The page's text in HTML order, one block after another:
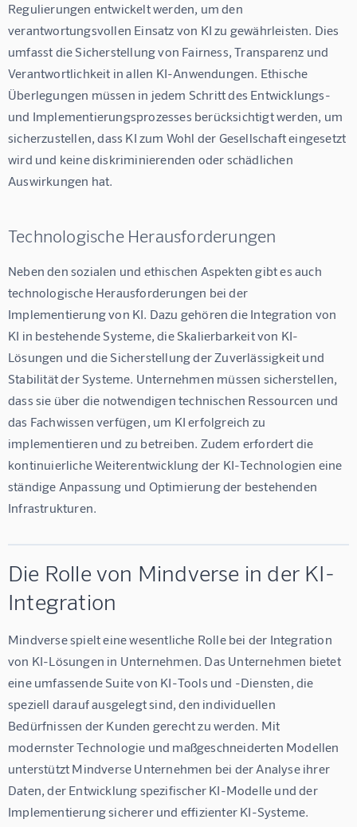
Regulierungen entwickelt werden, um den
verantwortungsvollen Einsatz von KI zu gewährleisten. Dies
umfasst die Sicherstellung von Fairness, Transparenz und
Verantwortlichkeit in allen KI-Anwendungen. Ethische
Überlegungen müssen in jedem Schritt des Entwicklungs-
und Implementierungsprozesses berücksichtigt werden, um
sicherzustellen, dass KI zum Wohl der Gesellschaft eingesetzt
wird und keine diskriminierenden oder schädlichen
Auswirkungen hat.
Technologische Herausforderungen
Neben den sozialen und ethischen Aspekten gibt es auch
technologische Herausforderungen bei der
Implementierung von KI. Dazu gehören die Integration von
KI in bestehende Systeme, die Skalierbarkeit von KI-
Lösungen und die Sicherstellung der Zuverlässigkeit und
Stabilität der Systeme. Unternehmen müssen sicherstellen,
dass sie über die notwendigen technischen Ressourcen und
das Fachwissen verfügen, um KI erfolgreich zu
implementieren und zu betreiben. Zudem erfordert die
kontinuierliche Weiterentwicklung der KI-Technologien eine
ständige Anpassung und Optimierung der bestehenden
Infrastrukturen.
Die Rolle von Mindverse in der KI-
Integration
Mindverse spielt eine wesentliche Rolle bei der Integration
von KI-Lösungen in Unternehmen. Das Unternehmen bietet
eine umfassende Suite von KI-Tools und -Diensten, die
speziell darauf ausgelegt sind, den individuellen
Bedürfnissen der Kunden gerecht zu werden. Mit
modernster Technologie und maßgeschneiderten Modellen
unterstützt Mindverse Unternehmen bei der Analyse ihrer
Daten, der Entwicklung spezifischer KI-Modelle und der
Implementierung sicherer und effizienter KI-Systeme.